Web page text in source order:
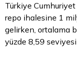
Türkiye Cumhuriyet
repo ihalesine 1
gelirken, ortalama
yüzde 8,59